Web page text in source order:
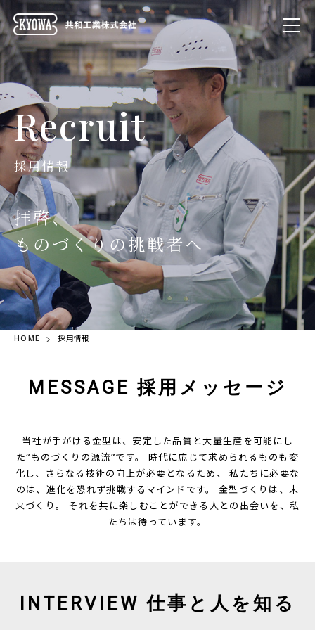
Recruit
採用情報
拝啓、
ものづくりの挑戦者へ
HOME 採用情報
MESSAGE 採用メッセージ
当社が手がける金型は、安定した品質と大量生産を可能にし
た“ものづくりの源流”です。 時代に応じて求められるものも変
化し、さらなる技術の向上が必要となるため、 私たちに必要な
のは、進化を恐れず挑戦するマインドです。 金型づくりは、未
来づくり。 それを共に楽しむことができる人との出会いを、私
たちは待っています。
INTERVIEW 仕事と人を知る